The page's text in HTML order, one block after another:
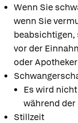
Wenn Sie
wenn Sie
beabsichtigen,
vor der
oder
Es wird
während
Stillzeit